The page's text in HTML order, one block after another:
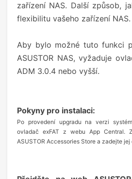
zařízení NAS. Další způsob,
flexibilitu vašeho zařízení NAS.
Aby bylo možné tuto funkci
ASUSTOR NAS, vyžaduje
ADM 3.0.4 nebo vyšší.
Pokyny pro instalaci:
Po provedení upgradu na verzi
ovladač exFAT z webu App Central.
ASUSTOR Accessories Store a zadejte